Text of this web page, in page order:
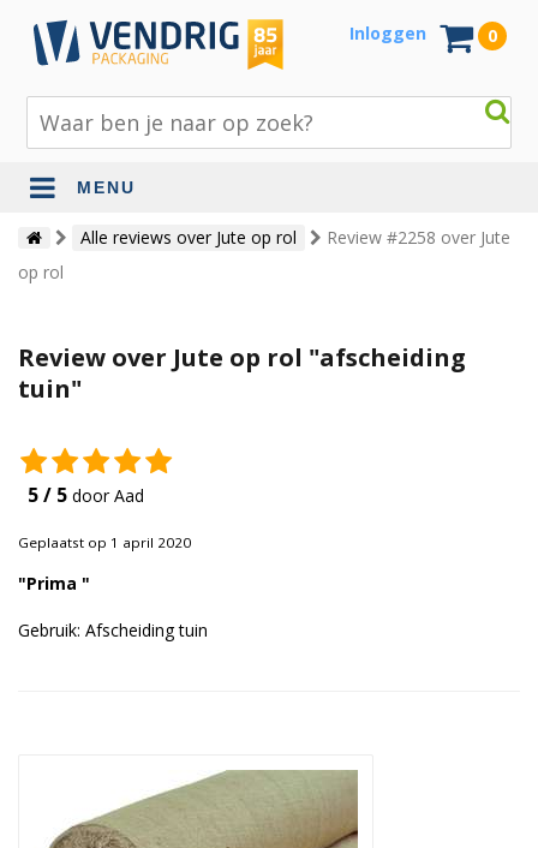
Inloggen 0
MENU
Beschermingsmateriaal
Bouw- en tuinmaterialen
Jute en lopers
Tape en stickers
Alle reviews over Jute op rol
Review #2258 over Jute
op rol
Review over Jute op rol "afscheiding
tuin"
5 / 5 door Aad
Geplaatst op 1 april 2020
"Prima "
Gebruik: Afscheiding tuin